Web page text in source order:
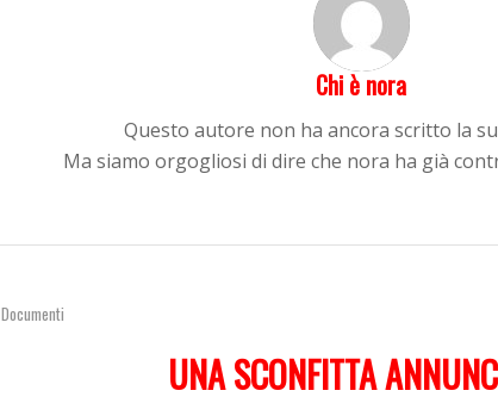
Chi è nora
Questo autore non ha ancora scritto la
Ma siamo orgogliosi di dire che nora ha già
Documenti
UNA SCONFITTA